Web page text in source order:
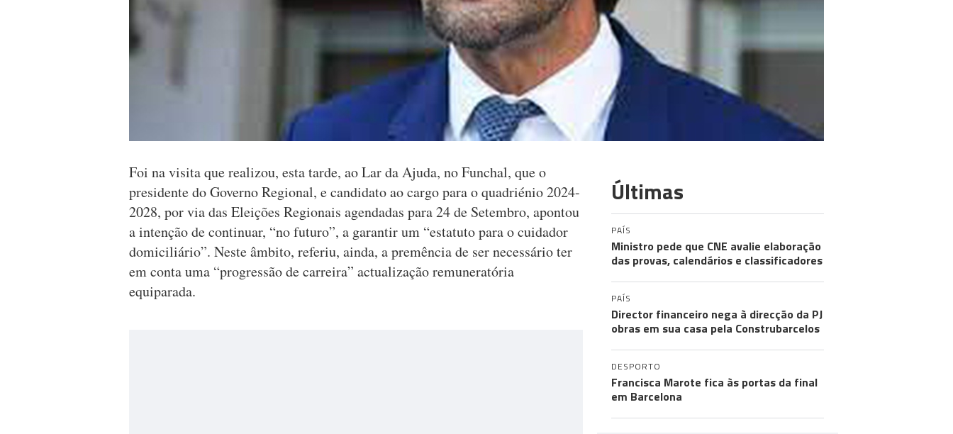
Foi na visita que realizou, esta tarde, ao Lar da Ajuda, no Funchal, que o
presidente do Governo Regional, e candidato ao cargo para o quadriénio 2024-
2028, por via das Eleições Regionais agendadas para 24 de Setembro, apontou
a intenção de continuar, “no futuro”, a garantir um “estatuto para o cuidador
domiciliário”. Neste âmbito, referiu, ainda, a premência de ser necessário ter
em conta uma “progressão de carreira” actualização remuneratória
equiparada.
Últimas
PAÍS
Ministro pede que CNE avalie elaboração
das provas, calendários e classificadores
PAÍS
Director financeiro nega à direcção da PJ
obras em sua casa pela Construbarcelos
DESPORTO
Francisca Marote fica às portas da final
em Barcelona